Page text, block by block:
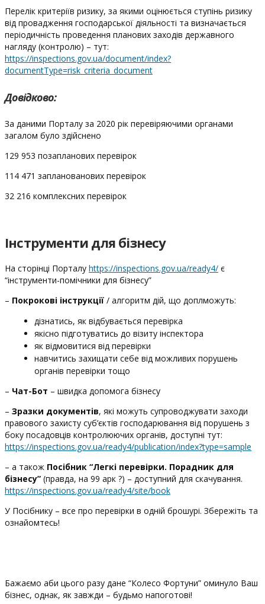
Перелік критеріїв ризику, за якими оцінюється ступінь ризику
від провадження господарської діяльності та визначається
періодичність проведення планових заходів державного
нагляду (контролю) – тут:
https://inspections.gov.ua/document/index?
documentType=risk_criteria_document
Довідково:
За даними Порталу за 2020 рік перевіряючими органами
загалом було здійснено
129 953 позапланових перевірок
114 471 запланованових перевірок
32 216 комплексних перевірок
Інструменти для бізнесу
На сторінці Порталу https://inspections.gov.ua/ready4/ є
“інструменти-помічники для бізнесу”
– Покрокові інструкції / алгоритм дій, що доплможуть:
дізнатись, як відбувається перевірка
якісно підготуватись до візиту інспектора
як відмовитися від перевірки
навчитись захищати себе від можливих порушень
органів перевірки тощо
– Чат-Бот – швидка допомога бізнесу
– Зразки документів, які можуть супроводжувати заходи
правового захисту суб’єктів господарювання від порушень з
боку посадовців контролюючих органів, доступні тут:
https://inspections.gov.ua/ready4/publication/index?type=sample
– а також Посібник “Легкі перевірки. Порадник для
бізнесу” (правда, на 99 арк ?) – доступний для скачування.
https://inspections.gov.ua/ready4/site/book
У Посібнику – все про перевірки в одній брошурі. Збережіть та
ознайомтесь!
Бажаємо аби цього разу дане “Колесо Фортуни” оминуло Ваш
бізнес, однак, як завжди – будьмо напоготові!